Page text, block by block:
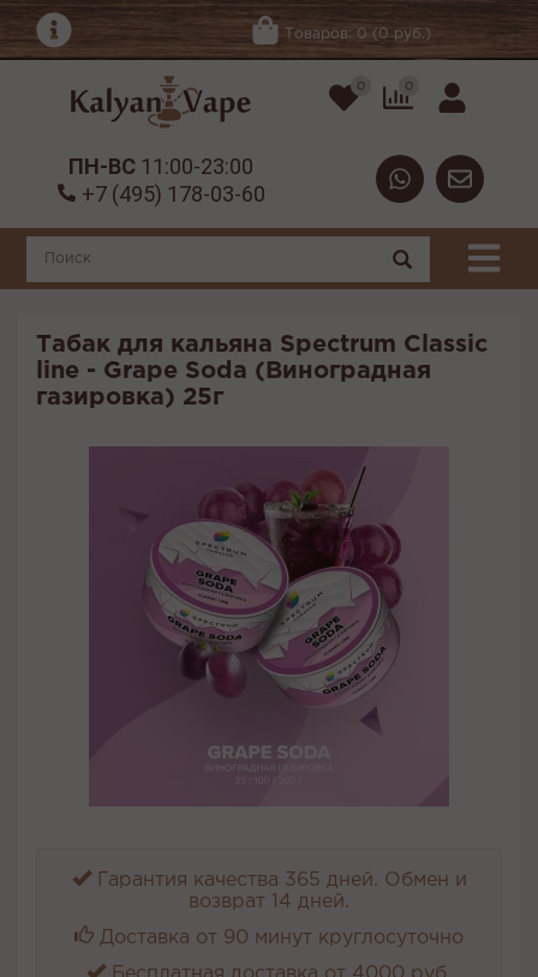
Товаров: 0 (0 руб.)
0 0
ПН-ВС 11:00-23:00
+7 (495) 178-03-60
Табак для кальяна Spectrum Classic
line - Grape Soda (Виноградная
газировка) 25г
Гарантия качества 365 дней. Обмен и
возврат 14 дней.
Доставка от 90 минут круглосуточно